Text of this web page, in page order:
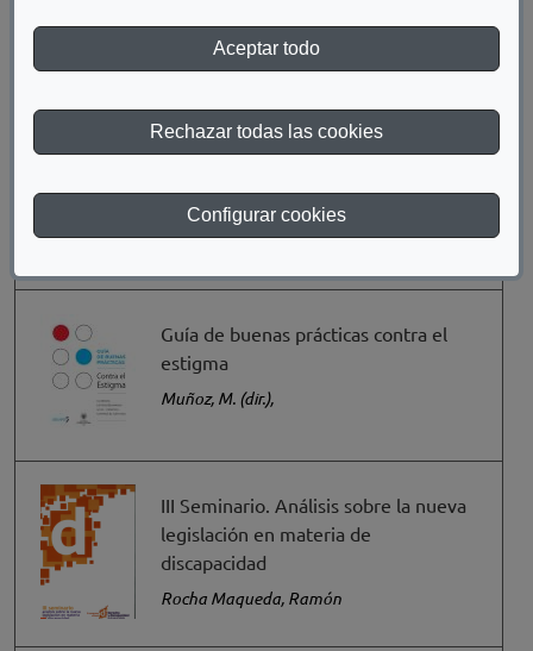
Aceptar todo
Rechazar todas las cookies
Configurar cookies
Fundación Universia
Guía de buenas prácticas contra el
estigma
Muñoz, M. (dir.),
III Seminario. Análisis sobre la nueva
legislación en materia de
discapacidad
Rocha Maqueda, Ramón